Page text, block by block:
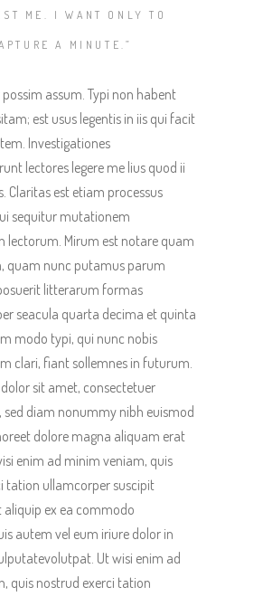
ME. I WANT ONLY TO
A MINUTE.”
assum. Typi non habent
est usus legentis in iis qui facit
Investigationes
lectores legere me lius quod ii
Claritas est etiam processus
sequitur mutationem
lectorum. Mirum est notare quam
quam nunc putamus parum
litterarum formas
seacula quarta decima et quinta
modo typi, qui nunc nobis
clari, fiant sollemnes in futurum.
sit amet, consectetuer
sed diam nonummy nibh euismod
dolore magna aliquam erat
enim ad minim veniam, quis
tation ullamcorper suscipit
aliquip ex ea commodo
autem vel eum iriure dolor in
Ut wisi enim ad
quis nostrud exerci tation